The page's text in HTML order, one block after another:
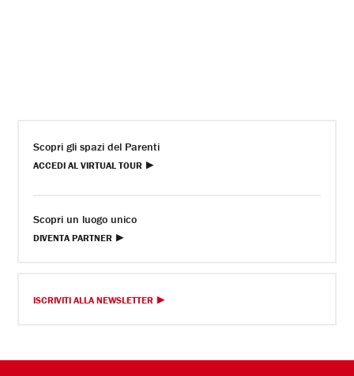
Scopri gli spazi del Parenti
ACCEDI AL VIRTUAL TOUR
Scopri un luogo unico
DIVENTA PARTNER
ISCRIVITI ALLA NEWSLETTER